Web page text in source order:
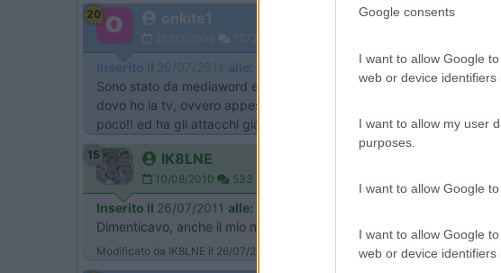
Google consents
I want to allow Google
web or device identifiers
I want to allow my user
purposes.
I want to allow Google
I want to allow Google
web or device identifiers
20 onkite1
28/02/2006 1573
Inserito il 26/07/2011 alle:
Sono stato da mediaword ed ho preso un Hair da 19" a 120 euro
dovo ho la tv, ovvero appesa ad un pannello, pertanto l'ho messo
poco!! ed ha gli attacchi già predisposti perfetti per il mio caso.
15 IK8LNE
10/08/2010 533
Inserito il 26/07/2011 alle:
Dimenticavo, anche il mio nikkey da 99 euro ha la porta usb e
Modificato da IK8LNE il 26/07/2011 alle 08:52:27